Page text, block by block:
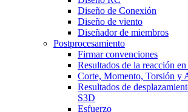
Diseño de Conexión
Diseño de viento
Diseñador de miembros
Postprocesamiento
Firmar convenciones
Resultados de la reacción
Corte, Momento, Torsión y
Resultados de
S3D
Esfuerzo